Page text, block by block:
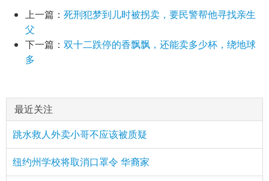
上一篇： 死刑犯梦到儿时被拐卖，要民警帮他寻找亲生
父
下一篇： 双十二跌停的香飘飘，还能卖多少杯，绕地球
多
最近关注
跳水救人外卖小哥不应该被质疑
纽约州学校将取消口罩令 华裔家